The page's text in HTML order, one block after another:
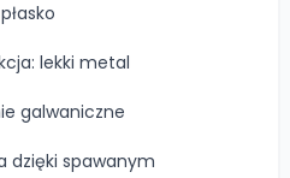
lekki metal
galwaniczne
dzięki spawanym